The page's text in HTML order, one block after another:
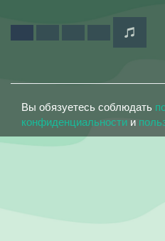
Вы обязуетесь соблюдать
конфиденциальности и